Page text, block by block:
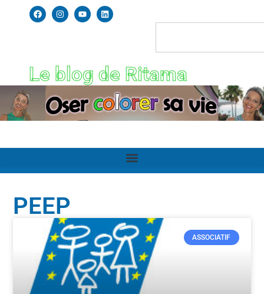
Le blog de Ritama
PEEP
ASSOCIATIF